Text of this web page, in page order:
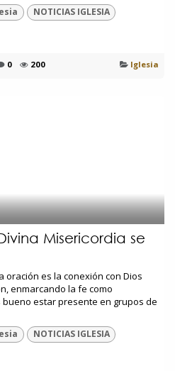
NOTICIAS IGLESIA
0 200 Iglesia
Misericordia se
oración es la conexión con Dios
enmarcando la fe como
estar presente en grupos de
NOTICIAS IGLESIA